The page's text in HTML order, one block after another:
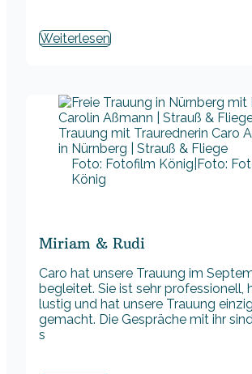
Weiterlesen
Foto: Fotofilm König|Foto:
König
Miriam & Rudi
Caro hat unsere Trauung im
begleitet. Sie ist sehr professionell,
lustig und hat unsere Trauung
gemacht. Die Gespräche mit ihr
s